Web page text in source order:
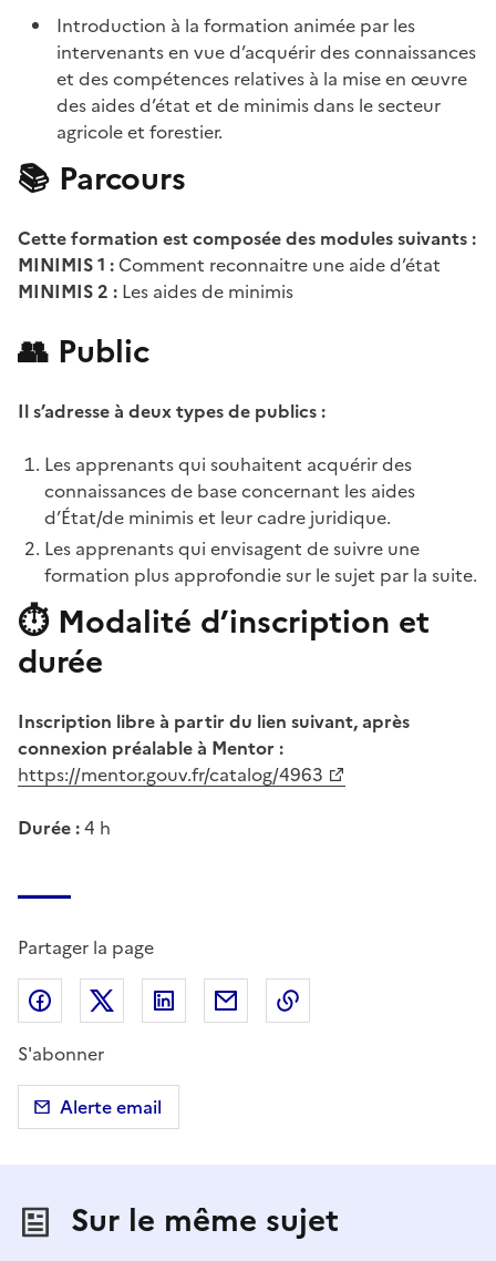
Introduction à la formation animée par les
intervenants en vue d’acquérir des connaissances
et des compétences relatives à la mise en œuvre
des aides d’état et de minimis dans le secteur
agricole et forestier.
📚 Parcours
Cette formation est composée des modules suivants :
MINIMIS 1 : Comment reconnaitre une aide d’état
MINIMIS 2 : Les aides de minimis
👥 Public
Il s’adresse à deux types de publics :
Les apprenants qui souhaitent acquérir des
connaissances de base concernant les aides
d’État/de minimis et leur cadre juridique.
Les apprenants qui envisagent de suivre une
formation plus approfondie sur le sujet par la suite.
⏱️ Modalité d’inscription et
durée
Inscription libre à partir du lien suivant, après
connexion préalable à Mentor :
https://mentor.gouv.fr/catalog/4963
Durée :4 h
Partager la page
Partager sur Facebook
Partager sur X (anciennement Twitter)
Partager sur LinkedIn
Partager par email
S'abonner
Alerte email
Sur le même sujet